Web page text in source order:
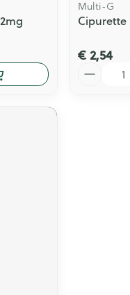
Multi-G
Cipurette
€ 2,54